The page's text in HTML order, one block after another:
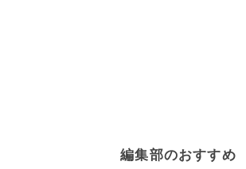
編集部のおすすめ